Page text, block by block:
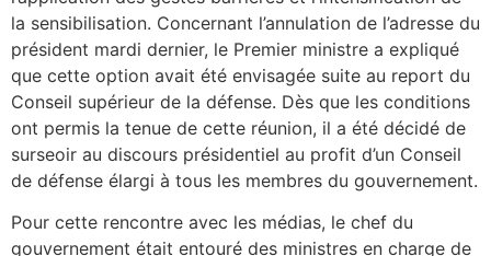
la sensibilisation. Concernant l’annulation de l’adresse du
président mardi dernier, le Premier ministre a expliqué
que cette option avait été envisagée suite au report du
Conseil supérieur de la défense. Dès que les conditions
ont permis la tenue de cette réunion, il a été décidé de
surseoir au discours présidentiel au profit d’un Conseil
de défense élargi à tous les membres du gouvernement.
Pour cette rencontre avec les médias, le chef du
gouvernement était entouré des ministres en charge de